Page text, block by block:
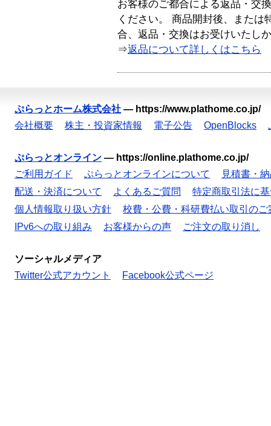
お客様のご都合による返品・交
ください。 商品開封後、または
合、返品・交換はお受けいたし
⇒返品について詳しくはこちら
ぷらっとホーム株式会社 — https://www.plathome.co.jp/
会社概要
株主・投資家情報 電子公告 OpenBlocks
ぷらっとオンライン — https://online.plathome.co.jp/
ご利用ガイド
ぷらっとオンラインについて
見積書・
配送・決済について
よくあるご質問
特定商取引法に
個人情報取り扱い方針
校費・公費・科研費払い取引のご
IPv6への取り組み
お客様からの声 ご注文の取り消し
ソーシャルメディア
Twitter公式アカウント
Facebook公式ページ